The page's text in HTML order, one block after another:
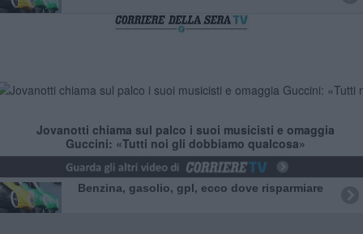
Jovanotti chiama sul palco i suoi musicisti e omaggia
Guccini: «Tutti noi gli dobbiamo qualcosa»
​Benzina, gasolio, gpl, ecco dove risparmiare